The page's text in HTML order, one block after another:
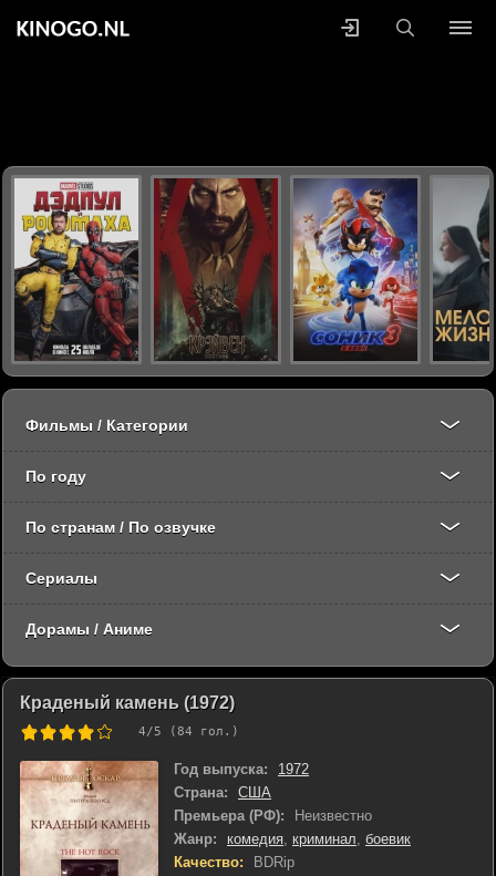
Краденый камень (1972)
4/5 (84 гол.)
Год выпуска:
1972
Страна:
США
Премьера (РФ):
Неизвестно
Жанр:
комедия, криминал, боевик
Качество:
BDRip
Фильмы / Категории
По году
По странам / По озвучке
Сериалы
Дорамы / Аниме